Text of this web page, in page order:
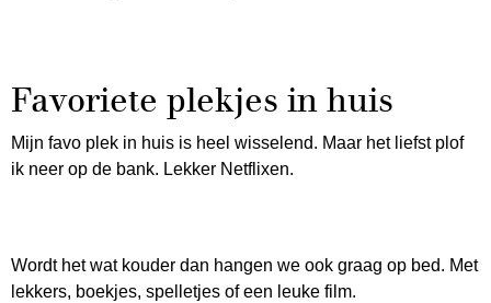
Favoriete plekjes in huis
Mijn favo plek in huis is heel wisselend. Maar het liefst plof
ik neer op de bank. Lekker Netflixen.
Wordt het wat kouder dan hangen we ook graag op bed. Met
lekkers, boekjes, spelletjes of een leuke film.